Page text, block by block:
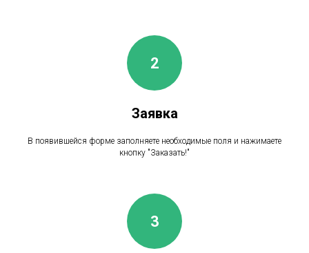
Заявка
В появившейся форме заполняете необходимые поля и нажимаете
кнопку "Заказать!"